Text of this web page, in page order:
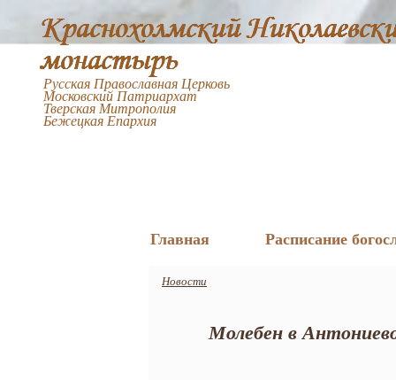
Русская Православная Церковь
Московский Патриархат
Тверская Митрополия
Бежецкая Епархия
Главная Расписание
Молебен в
Новости